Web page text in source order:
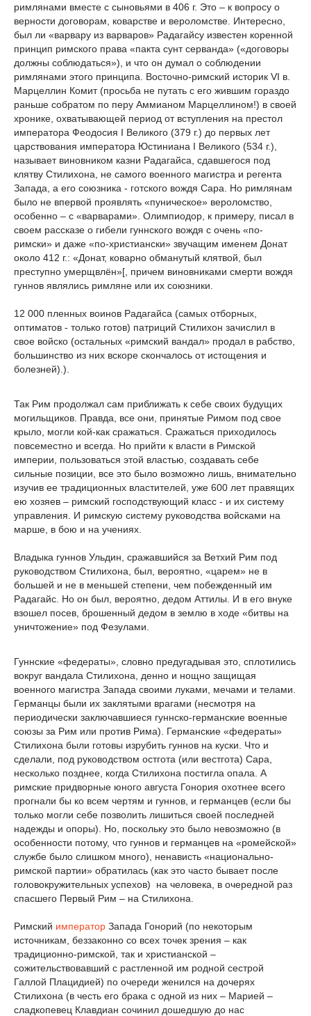
римлянами вместе с сыновьями в 406 г. Это – к вопросу о
верности договорам, коварстве и вероломстве. Интересно,
был ли «варвару из варваров» Радагайсу известен коренной
принцип римского права «пакта сунт серванда» («договоры
должны соблюдаться»), и что он думал о соблюдении
римлянами этого принципа. Восточно-римский историк VI в.
Марцеллин Комит (просьба не путать с его жившим гораздо
раньше собратом по перу Аммианом Марцеллином!) в своей
хронике, охватывающей период от вступления на престол
императора Феодосия I Великого (379 г.) до первых лет
царствования императора Юстиниана I Великого (534 г.),
называет виновником казни Радагайса, сдавшегося под
клятву Стилихона, не самого военного магистра и регента
Запада, а его союзника - готского вождя Сара. Но римлянам
было не впервой проявлять «пуническое» вероломство,
особенно – с «варварами». Олимпиодор, к примеру, писал в
своем рассказе о гибели гуннского вождя с очень «по-
римски» и даже «по-христиански» звучащим именем Донат
около 412 г.: «Донат, коварно обманутый клятвой, был
преступно умерщвлён»[, причем виновниками смерти вождя
гуннов являлись римляне или их союзники.
12 000 пленных воинов Радагайса (самых отборных,
оптиматов - только готов) патриций Стилихон зачислил в
свое войско (остальных «римский вандал» продал в рабство,
большинство из них вскоре скончалось от истощения и
болезней).).
Так Рим продолжал сам приближать к себе своих будущих
могильщиков. Правда, все они, принятые Римом под свое
крыло, могли кой-как сражаться. Сражаться приходилось
повсеместно и всегда. Но прийти к власти в Римской
империи, пользоваться этой властью, создавать себе
сильные позиции, все это было возможно лишь, внимательно
изучив ее традиционных властителей, уже 600 лет правящих
ею хозяев – римский господствующий класс - и их систему
управления. И римскую систему руководства войсками на
марше, в бою и на учениях.
Владыка гуннов Ульдин, сражавшийся за Ветхий Рим под
руководством Стилихона, был, вероятно, «царем» не в
большей и не в меньшей степени, чем побежденный им
Радагайс. Но он был, вероятно, дедом Аттилы. И в его внуке
взошел посев, брошенный дедом в землю в ходе «битвы на
уничтожение» под Фезулами.
Гуннские «федераты», словно предугадывая это, сплотились
вокруг вандала Стилихона, денно и нощно защищая
военного магистра Запада своими луками, мечами и телами.
Германцы были их заклятыми врагами (несмотря на
периодически заключавшиеся гуннско-германские военные
союзы за Рим или против Рима). Германские «федераты»
Стилихона были готовы изрубить гуннов на куски. Что и
сделали, под руководством остгота (или вестгота) Сара,
несколько позднее, когда Стилихона постигла опала. А
римские придворные юного августа Гонория охотнее всего
прогнали бы ко всем чертям и гуннов, и германцев (если бы
только могли себе позволить лишиться своей последней
надежды и опоры). Но, поскольку это было невозможно (в
особенности потому, что гуннов и германцев на «ромейской»
службе было слишком много), ненависть «национально-
римской партии» обратилась (как это часто бывает после
головокружительных успехов) на человека, в очередной раз
спасшего Первый Рим – на Стилихона.
Римский император Запада Гонорий (по некоторым
источникам, беззаконно со всех точек зрения – как
традиционно-римской, так и христианской –
сожительствовавший с растленной им родной сестрой
Галлой Плацидией) по очереди женился на дочерях
Стилихона (в честь его брака с одной из них – Марией –
сладкопевец Клавдиан сочинил дошедшую до нас